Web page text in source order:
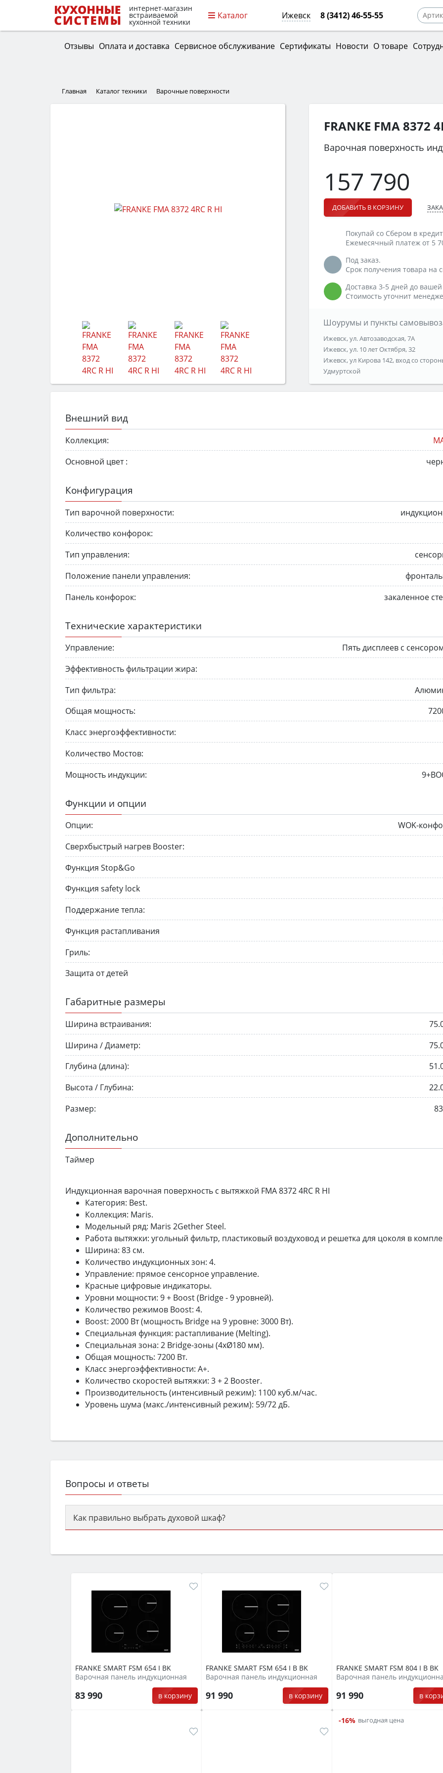
интернет-магазин
встраиваемой
кухонной техники
Каталог Ижевск 8 (3412) 46-55-55
Отзывы Оплата и доставка Сервисное обслуживание Сертификаты Новости О товаре
Главная Каталог техники Варочные поверхности
FRANKE FMA 8372
Варочная поверхность
157 790
ДОБАВИТЬ В КОРЗИНУ
Покупай со Сбером в
Ежемесячный платеж от 5
Под заказ.
Срок получения товара на
Доставка 3-5 дней до
Стоимость уточнит
Шоурумы и пункты
Ижевск, ул. Автозаводская, 7А
Ижевск, ул. 10 лет Октября, 32
Ижевск, ул Кирова 142, вход со
Удмуртской
Внешний вид
Коллекция:
Основной цвет :
Конфигурация
Тип варочной поверхности:
Количество конфорок:
Тип управления:
Положение панели управления:
Панель конфорок:
закаленное
Технические характеристики
Управление:
Пять дисплеев с
Эффективность фильтрации жира:
Тип фильтра:
Общая мощность:
Класс энергоэффективности:
Количество Мостов:
Мощность индукции:
Функции и опции
Опции:
WOK-
Сверхбыстрый нагрев Booster:
Функция Stop&Go
Функция safety lock
Поддержание тепла:
Функция растапливания
Гриль:
Защита от детей
Габаритные размеры
Ширина встраивания:
Ширина / Диаметр:
Глубина (длина):
Высота / Глубина:
Размер:
Дополнительно
Таймер
Индукционная варочная поверхность с вытяжкой FMA 8372 4RC R HI
Категория: Best.
Коллекция: Maris.
Модельный ряд: Maris 2Gether Steel.
Работа вытяжки: угольный фильтр, пластиковый воздуховод и решетка для цоколя в
Ширина: 83 см.
Количество индукционных зон: 4.
Управление: прямое сенсорное управление.
Красные цифровые индикаторы.
Уровни мощности: 9 + Boost (Bridge - 9 уровней).
Количество режимов Boost: 4.
Boost: 2000 Вт (мощность Bridge на 9 уровне: 3000 Вт).
Специальная функция: растапливание (Melting).
Специальная зона: 2 Bridge-зоны (4хØ180 мм).
Общая мощность: 7200 Вт.
Класс энергоэффективности: A+.
Количество скоростей вытяжки: 3 + 2 Booster.
Производительность (интенсивный режим): 1100 куб.м/час.
Уровень шума (макс./интенсивный режим): 59/72 дБ.
Вопросы и ответы
Как правильно выбрать духовой шкаф?
семьи, класс энергопотребления не ниже A и нужные функции (конвекция, гриль,
FRANKE SMART FSM 654 I BK
Варочная панель индукционная
83 990 в корзину
FRANKE SMART FSM 654 I B BK
Варочная панель индукционная
91 990 в корзину
FRANKE SMART FSM 804 I B BK
Варочная панель
91 990 в
-16% выгодная цена